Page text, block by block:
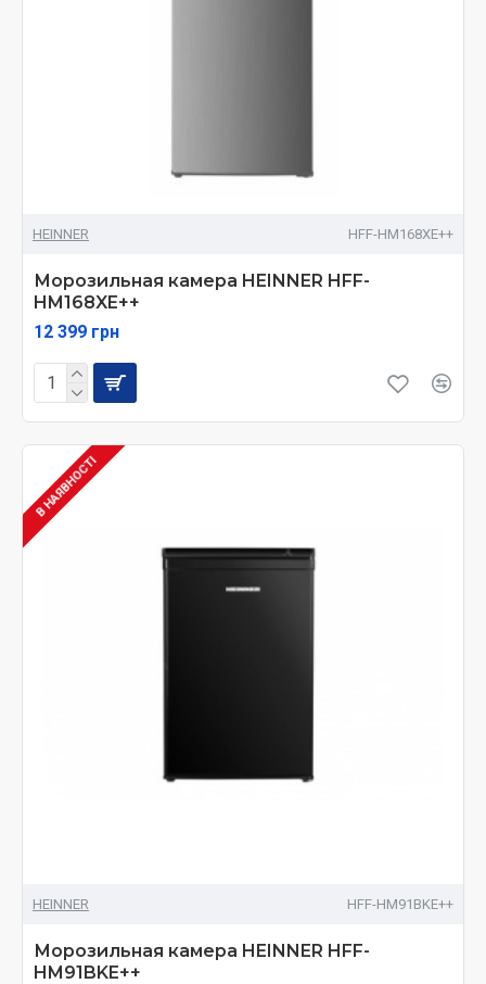
HEINNER HFF-HM168XE++
Морозильная камера HEINNER HFF-
HM168XE++
12 399 грн
В НАЯВНОСТІ
HEINNER HFF-HM91BKE++
Морозильная камера HEINNER HFF-
HM91BKE++